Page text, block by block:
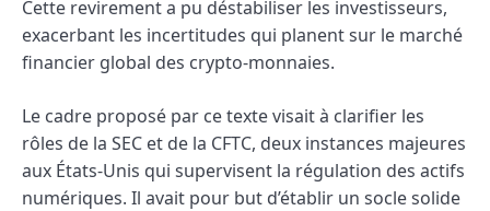
Cette revirement a pu déstabiliser les investisseurs,
exacerbant les incertitudes qui planent sur le marché
financier global des crypto-monnaies.
Le cadre proposé par ce texte visait à clarifier les
rôles de la SEC et de la CFTC, deux instances majeures
aux États-Unis qui supervisent la régulation des actifs
numériques. Il avait pour but d’établir un socle solide